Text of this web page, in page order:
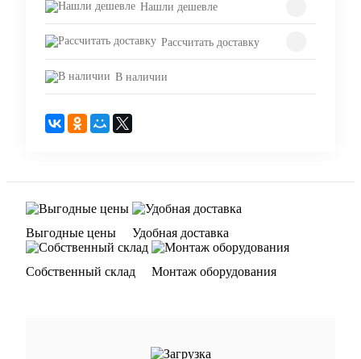
Нашли дешевле
Рассчитать доставку
В наличии
Выгодные цены Удобная доставка
Собственный склад Монтаж оборудования